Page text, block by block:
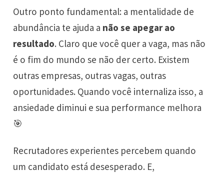
Outro ponto fundamental: a mentalidade de
abundância te ajuda a não se apegar ao
resultado. Claro que você quer a vaga, mas não
é o fim do mundo se não der certo. Existem
outras empresas, outras vagas, outras
oportunidades. Quando você internaliza isso, a
ansiedade diminui e sua performance melhora
🎯
Recrutadores experientes percebem quando
um candidato está desesperado. E,